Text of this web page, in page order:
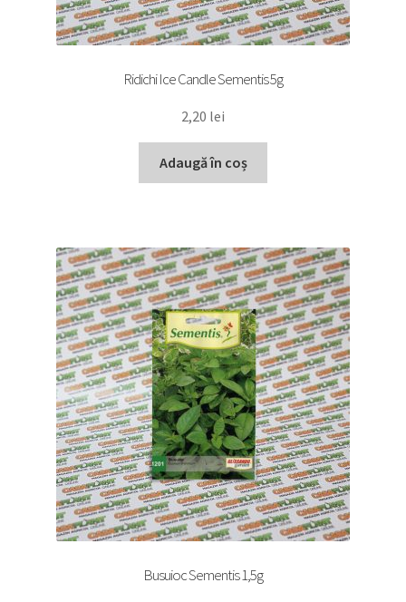
Ridichi Ice Candle Sementis 5g
2,20 lei
Adaugă în coș
Busuioc Sementis 1,5g